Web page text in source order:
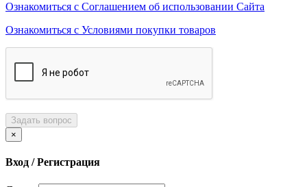
Ознакомиться с Соглашением об использовании Сайта
Ознакомиться с Условиями покупки товаров
Задать вопрос
×
Вход / Регистрация